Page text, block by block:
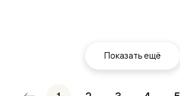
Показать ещё